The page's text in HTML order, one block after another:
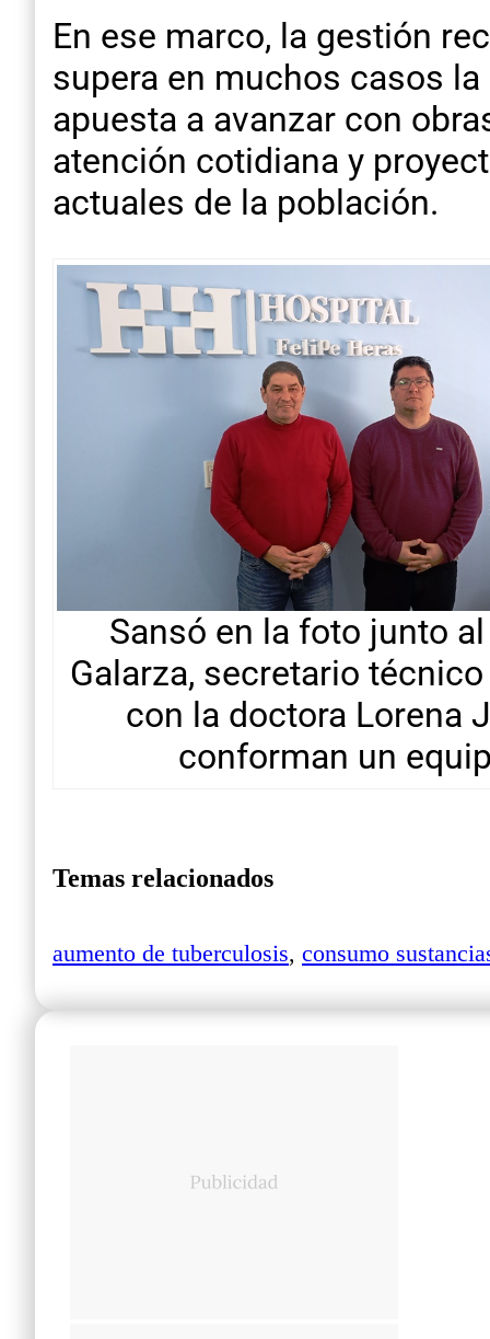
En ese marco, la gestión
supera en muchos casos
apuesta a avanzar con
atención cotidiana y
actuales de la población.
Sansó en la foto junto
Galarza, secretario
con la doctora Lorena
conforman un
Temas relacionados
aumento de tuberculosis, consumo